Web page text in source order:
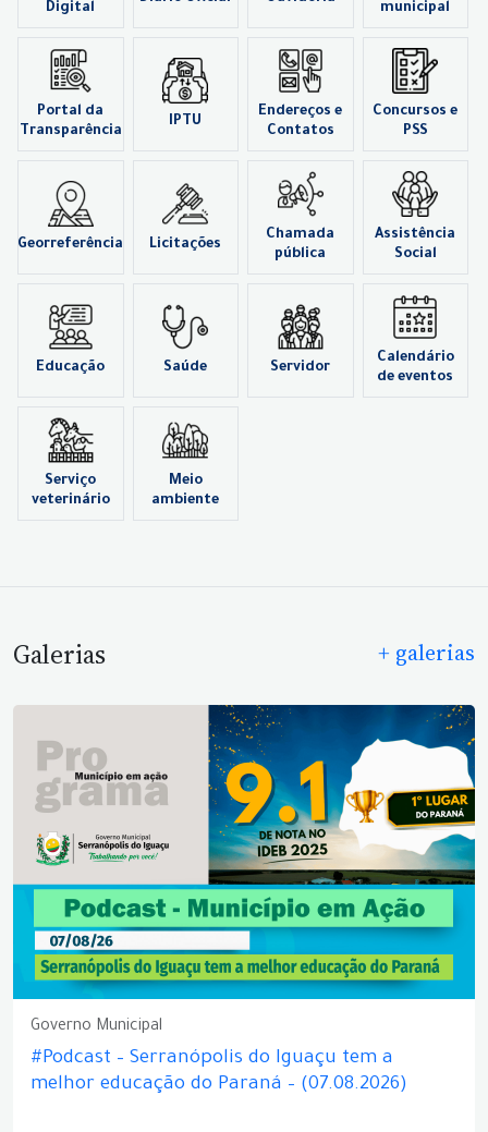
Digital municipal
Portal da
Transparência
IPTU
Endereços e
Contatos
Concursos e
PSS
Georreferência Licitações
Chamada
pública
Assistência
Social
Educação Saúde Servidor
Calendário
de eventos
Serviço
veterinário
Meio
ambiente
Galerias + galerias
Governo Municipal
#Podcast – Serranópolis do Iguaçu tem a
melhor educação do Paraná – (07.08.2026)